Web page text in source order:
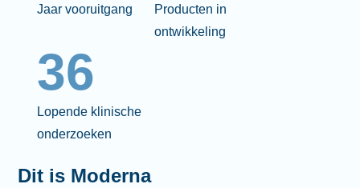
Jaar vooruitgang
Producten in
ontwikkeling
36
Lopende klinische
onderzoeken
Dit is Moderna